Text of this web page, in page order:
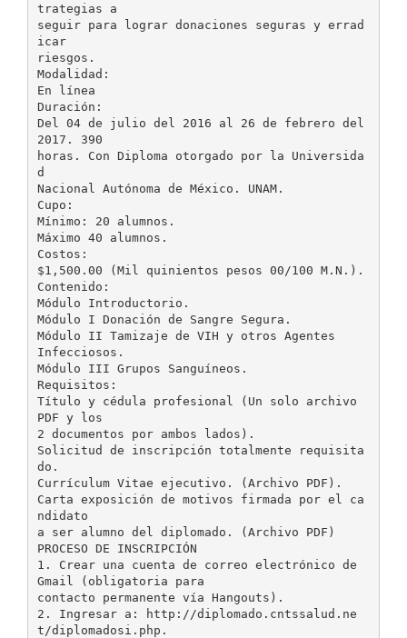
trategias a
seguir para lograr donaciones seguras y errad
icar
riesgos.
Modalidad:
En línea
Duración:
Del 04 de julio del 2016 al 26 de febrero del
2017. 390
horas. Con Diploma otorgado por la Universida
d
Nacional Autónoma de México. UNAM.
Cupo:
Mínimo: 20 alumnos.
Máximo 40 alumnos.
Costos:
$1,500.00 (Mil quinientos pesos 00/100 M.N.).
Contenido:
Módulo Introductorio.
Módulo I Donación de Sangre Segura.
Módulo II Tamizaje de VIH y otros Agentes
Infecciosos.
Módulo III Grupos Sanguíneos.
Requisitos:
Título y cédula profesional (Un solo archivo
PDF y los
2 documentos por ambos lados).
Solicitud de inscripción totalmente requisita
do.
Currículum Vitae ejecutivo. (Archivo PDF).
Carta exposición de motivos firmada por el ca
ndidato
a ser alumno del diplomado. (Archivo PDF)
PROCESO DE INSCRIPCIÓN
1. Crear una cuenta de correo electrónico de
Gmail (obligatoria para
contacto permanente vía Hangouts).
2. Ingresar a: http://diplomado.cntssalud.ne
t/diplomadosi.php.